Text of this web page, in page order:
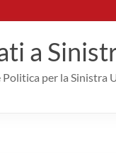
a
Politica per la Sinistra